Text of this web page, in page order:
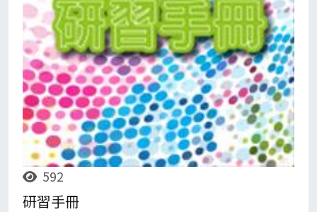
592
研習手冊